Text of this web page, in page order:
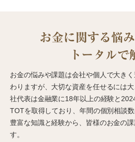
お金に関する悩
トータルで
お金の悩みや課題は会社や個人で大き
わりますが、大切な資産を任せるには
社代表は金融業に18年以上の経験と
TOTを取得しており、年間の個別相談数
豊富な知識と経験から、皆様のお金の
す。